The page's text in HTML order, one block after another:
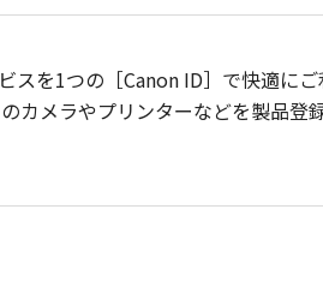
を1つの［Canon ID］で快適にご
カメラやプリンターなどを製品